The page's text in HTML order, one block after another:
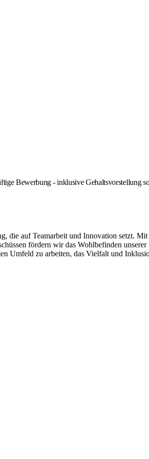
Bewerbung - inklusive Gehaltsvorstellung
die auf Teamarbeit und Innovation setzt.
fördern wir das Wohlbefinden
Umfeld zu arbeiten, das Vielfalt und